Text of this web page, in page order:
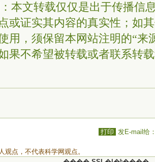
本文转载仅仅是出于传播信
或证实其内容的真实性；如
用，须保留本网站注明的“来
果不希望被转载或者联系转
打印 发E-mail给
观点，不代表科学网观点。